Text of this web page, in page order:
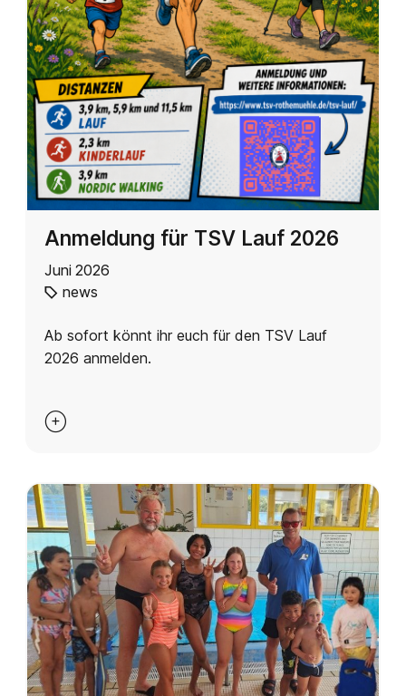
Anmeldung für TSV Lauf 2026
Juni 2026
news
Ab sofort könnt ihr euch für den TSV Lauf
2026 anmelden.
